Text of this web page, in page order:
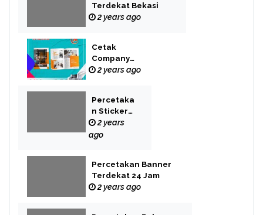
Terdekat Bekasi
2 years ago
Cetak
Company
Profile Bekasi
2 years ago
Percetaka
n Sticker
Label
2 years
ago
Percetakan Banner
Terdekat 24 Jam
2 years ago